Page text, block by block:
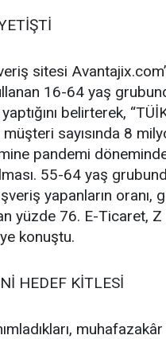
sitesi
16-64 yaş
belirterek,
müşteri sayısında 8
pandemi
55-64 yaş
yapanların oranı,
yüzde 76. E-Ticaret,
konuştu.
HEDEF KİTLESİ